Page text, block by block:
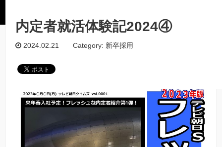
内定者就活体験記2024④
2024.02.21 Category: 新卒採用
第4弾です！